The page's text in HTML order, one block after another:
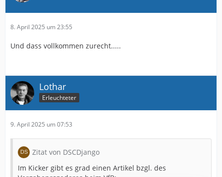
8. April 2025 um 23:55
Und dass vollkommen zurecht.....
Lothar
Erleuchteter
9. April 2025 um 07:53
Zitat von DSCDjango
Im Kicker gibt es grad einen Artikel bzgl. des